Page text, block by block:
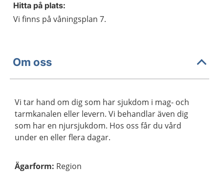
Hitta på plats:
Vi finns på våningsplan 7.
Om oss
Vi tar hand om dig som har sjukdom i mag- och
tarmkanalen eller levern. Vi behandlar även dig
som har en njursjukdom. Hos oss får du vård
under en eller flera dagar.
Ägarform: Region